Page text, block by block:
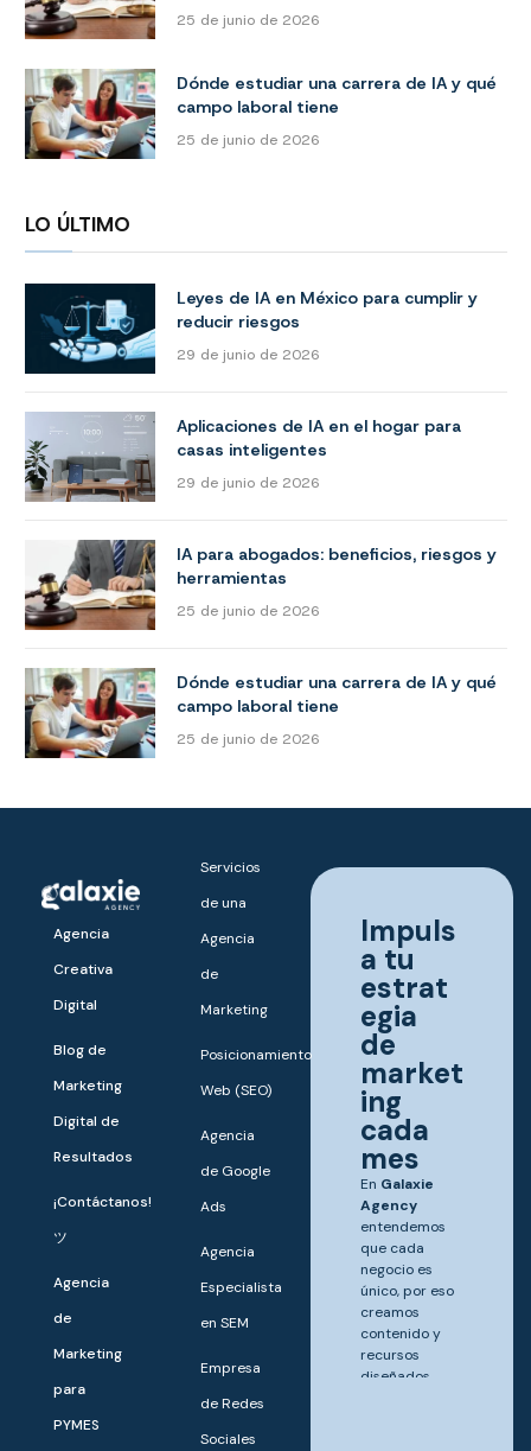
25 de junio de 2026
Dónde estudiar una carrera de IA y qué
campo laboral tiene
25 de junio de 2026
LO ÚLTIMO
Leyes de IA en México para cumplir y
reducir riesgos
29 de junio de 2026
Aplicaciones de IA en el hogar para
casas inteligentes
29 de junio de 2026
IA para abogados: beneficios, riesgos y
herramientas
25 de junio de 2026
Dónde estudiar una carrera de IA y qué
campo laboral tiene
25 de junio de 2026
Agencia
Creativa
Digital
Blog de
Marketing
Digital de
Resultados
¡Contáctanos!
ツ
Agencia
de
Marketing
para
PYMES
Servicios
de una
Agencia
de
Marketing
Posicionamiento
Web (SEO)
Agencia
de Google
Ads
Agencia
Especialista
en SEM
Empresa
de Redes
Sociales
Impuls
a tu
estrat
egia
de
market
ing
cada
mes
En Galaxie
Agency
entendemos
que cada
negocio es
único, por eso
creamos
contenido y
recursos
diseñados